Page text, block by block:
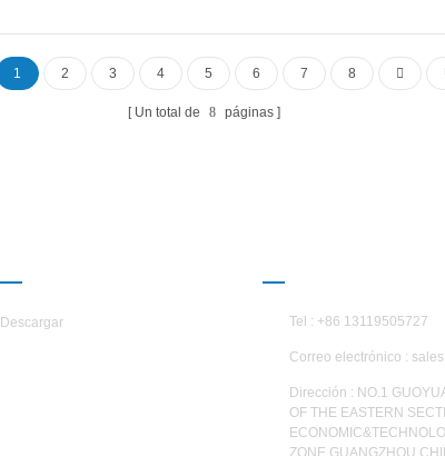
La unidad tiene un total de 20 especificaciones
estándar.
Evaporador
eficiencia
1 2 3 4 5 6 7 8
Un total de 8 páginas
Descargar Tel : +86 13119505727
Correo electrónico :
Dirección : NO.1
OF THE EASTERN